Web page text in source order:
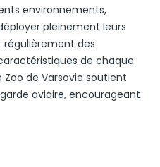
environnements,
pleinement leurs
régulièrement des
de chaque
de Varsovie soutient
aviaire, encourageant